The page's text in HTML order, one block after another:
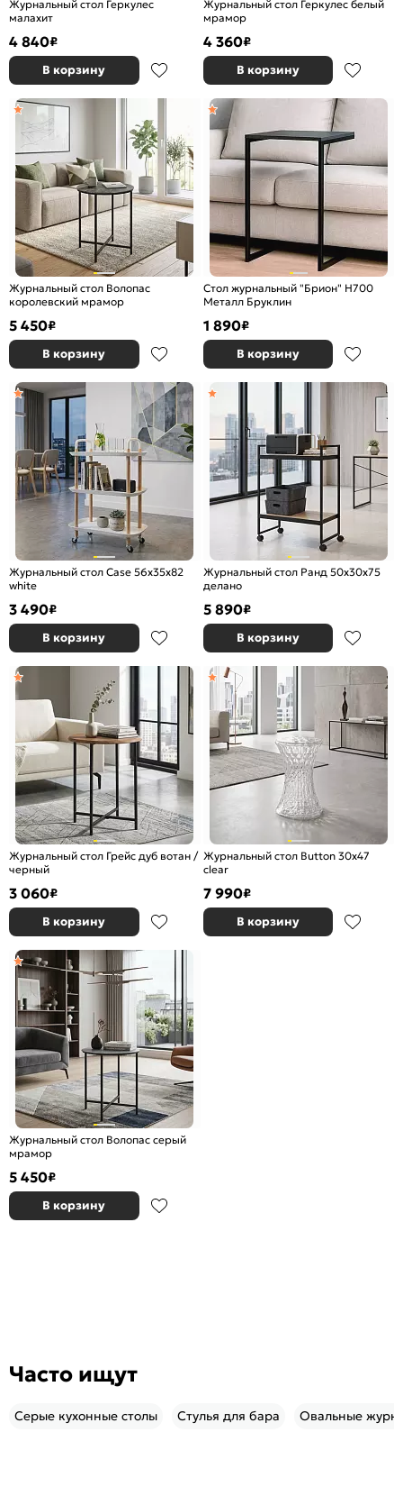
Журнальный стол Геркулес
малахит
4 840₽
В корзину
Журнальный стол Геркулес белый
мрамор
4 360₽
В корзину
Журнальный стол Волопас
королевский мрамор
5 450₽
В корзину
Стол журнальный "Брион" H700
Металл Бруклин
1 890₽
В корзину
Журнальный стол Case 56х35х82
white
3 490₽
В корзину
Журнальный стол Ранд 50х30х75
делано
5 890₽
В корзину
Журнальный стол Грейс дуб вотан /
черный
3 060₽
В корзину
Журнальный стол Button 30x47
clear
7 990₽
В корзину
Журнальный стол Волопас серый
мрамор
5 450₽
В корзину
Часто ищут
Серые кухонные столы Стулья для бара Овальные